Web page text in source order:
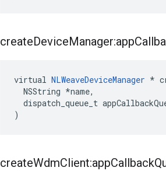
createDeviceManager:app
virtual NLWeaveDeviceManager *
  NSString *name,
dispatch_queue_t
)
createWdmClient:appCallback